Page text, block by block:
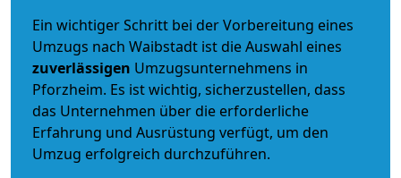
Ein wichtiger Schritt bei der Vorbereitung eines
Umzugs nach Waibstadt ist die Auswahl eines
zuverlässigen Umzugsunternehmens in
Pforzheim. Es ist wichtig, sicherzustellen, dass
das Unternehmen über die erforderliche
Erfahrung und Ausrüstung verfügt, um den
Umzug erfolgreich durchzuführen.